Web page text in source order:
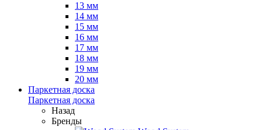
13 мм
14 мм
15 мм
16 мм
17 мм
18 мм
19 мм
20 мм
Паркетная доска
Паркетная доска
Назад
Бренды